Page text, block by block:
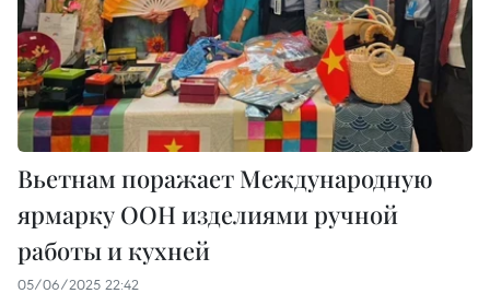
Вьетнам поражает Международную
ярмарку ООН изделиями ручной
работы и кухней
05/06/2025 22:42